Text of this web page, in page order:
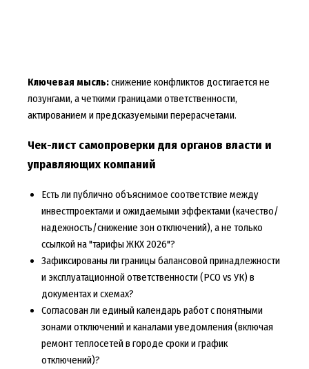
Ключевая мысль:снижение конфликтов достигается не
лозунгами, а четкими границами ответственности,
актированием и предсказуемыми перерасчетами.
Чек-лист самопроверки для органов власти и
управляющих компаний
Есть ли публично объяснимое соответствие между
инвестпроектами и ожидаемыми эффектами (качество/
надежность/снижение зон отключений), а не только
ссылкой на "тарифы ЖКХ 2026"?
Зафиксированы ли границы балансовой принадлежности
и эксплуатационной ответственности (РСО vs УК) в
документах и схемах?
Согласован ли единый календарь работ с понятными
зонами отключений и каналами уведомления (включая
ремонт теплосетей в городе сроки и график
отключений)?